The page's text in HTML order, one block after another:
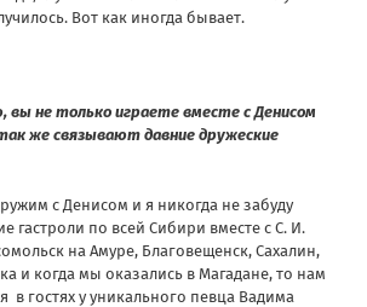
Вот как иногда бывает.
вы не только играете вместе с Денисом
же связывают давние дружеские
с Денисом и я никогда не забуду
гастроли по всей Сибири вместе с С. И.
на Амуре, Благовещенск, Сахалин,
и когда мы оказались в Магадане, то нам
в гостях у уникального певца Вадима